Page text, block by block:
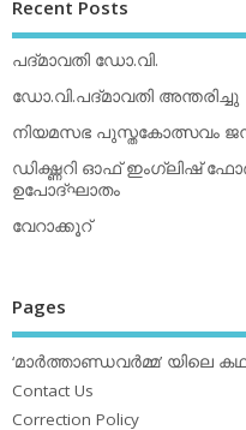
Recent Posts
പദ്മാവതി ഡോ.വി.
ഡോ.വി.പദ്മാവതി അന്തരിച്ചു
നിയമസഭ പുസ്തകോത്സവം
ഡിക്ഷ്ണറി ഓഫ് ഇംഗ്ലിഷ്
ഉപോദ്ഘാതം
വേറാക്കൂറ്
Pages
‘മാര്‍ത്താണ്ഡവര്‍മ്മ’ യിലെ
Contact Us
Correction Policy